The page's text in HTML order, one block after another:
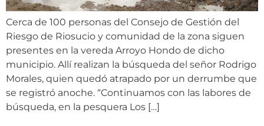
Cerca de 100 personas del Consejo de Gestión del
Riesgo de Riosucio y comunidad de la zona siguen
presentes en la vereda Arroyo Hondo de dicho
municipio. Allí realizan la búsqueda del señor Rodrigo
Morales, quien quedó atrapado por un derrumbe que
se registró anoche. “Continuamos con las labores de
búsqueda, en la pesquera Los […]